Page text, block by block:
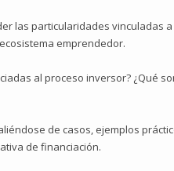
las particularidades vinculadas
emprendedor.
al proceso inversor? ¿Qué
de casos, ejemplos
de financiación.